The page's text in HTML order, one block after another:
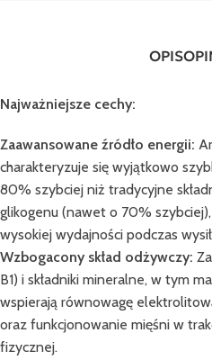
OPIS
Najważniejsze cechy:
Zaawansowane źródło energii:
charakteryzuje się wyjątkowo
80% szybciej niż tradycyjne
glikogenu (nawet o 70%
wysokiej wydajności podczas
Wzbogacony skład odżywczy:
B1) i składniki mineralne, w tym
wspierają równowagę
oraz funkcjonowanie mięśni w
fizycznej.